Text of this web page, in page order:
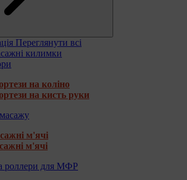
Переглянути всі
килимки
на коліно
на кисть руки
м'ячі
м'ячі
роллери для МФР